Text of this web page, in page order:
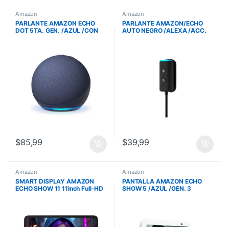
Amazon
PARLANTE AMAZON ECHO
DOT 5TA. GEN. /AZUL /CON
$85,99
Amazon
PARLANTE AMAZON/ECHO
AUTO NEGRO /ALEXA /ACC.
$39,99
Amazon
SMART DISPLAY AMAZON
ECHO SHOW 11 11Inch Full-HD
Amazon
PANTALLA AMAZON ECHO
SHOW 5 /AZUL /GEN. 3